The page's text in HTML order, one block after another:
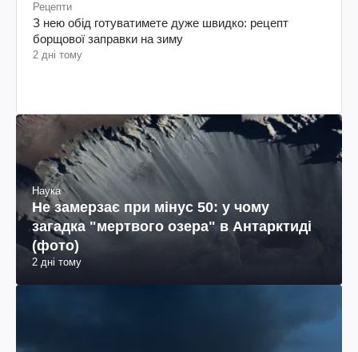
Рецепти
З нею обід готуватимете дуже швидко: рецепт
борщової заправки на зиму
2 дні тому
Наука
Не замерзає при мінус 50: у чому
загадка "мертвого озера" в Антарктиді
(фото)
2 дні тому